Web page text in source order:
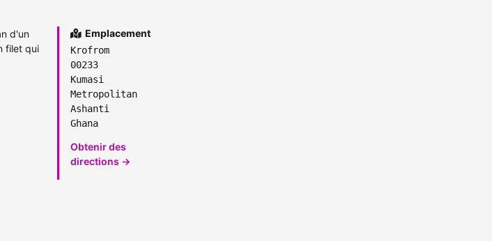
d'un
filet qui
Emplacement
Krofrom
00233
Kumasi
Metropolitan
Ashanti
Ghana
Obtenir des
directions →